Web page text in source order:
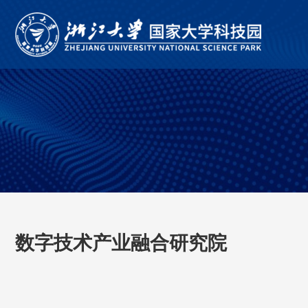
数字技术产业融合研究院